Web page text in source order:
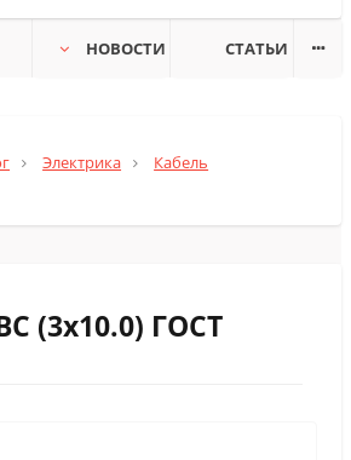
НОВОСТИ СТАТЬИ
Электрика Кабель
(3х10.0) ГОСТ